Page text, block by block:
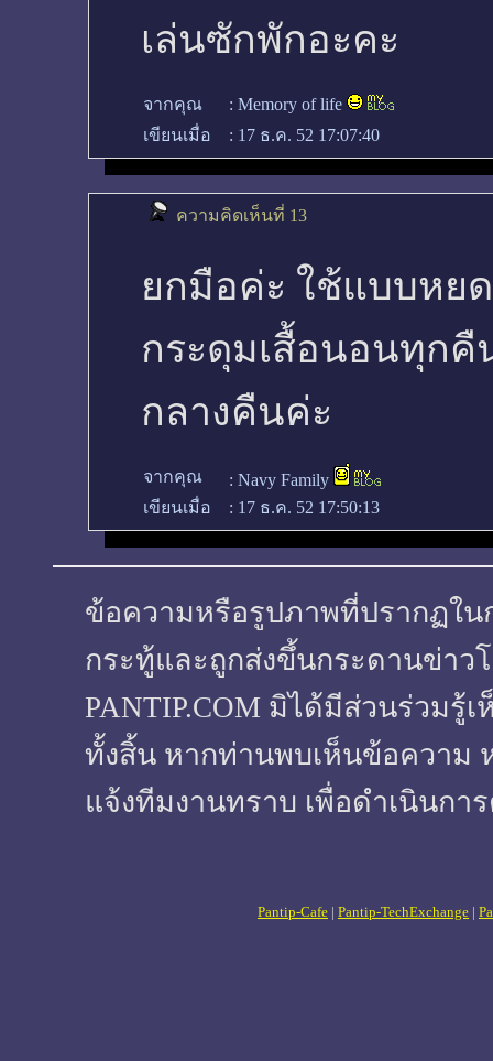
เล่นซักพักอะคะ
จากคุณ : Memory of life
เขียนเมื่อ
: 17 ธ.ค. 52 17:07:40
ความคิดเห็นที่ 13
ยกมือค่ะ ใช้แบบหย
กระดุมเสื้อนอนทุกคื
กลางคืนค่ะ
จากคุณ : Navy Family
เขียนเมื่อ
: 17 ธ.ค. 52 17:50:13
ข้อความหรือรูปภาพที่ปรากฏใน
กระทู้และถูกส่งขึ้นกระดานข่า
PANTIP.COM มิได้มีส่วนร่วมรู้
ทั้งสิ้น หากท่านพบเห็นข้อความ
แจ้งทีมงานทราบ เพื่อดำเนินกา
Pantip-Cafe | Pantip-TechExchange |